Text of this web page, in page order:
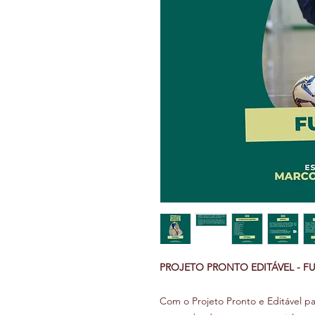
PROJETO PRONTO EDITÁVEL -
Com o Projeto Pronto e Editável